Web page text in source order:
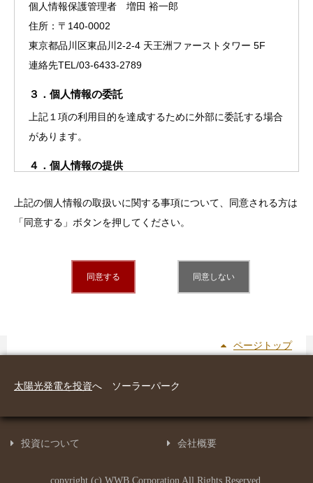
個人情報保護管理者 増田 裕一郎
住所：〒140-0002
東京都品川区東品川2-2-4 天王洲ファーストタワー 5F
連絡先TEL/03-6433-2789
３．個人情報の委託
上記１項の利用目的を達成するために外部に委託する場合
があります。
４．個人情報の提供
ません。
当社に個人情報を提供することは任意です。
ただし、提供されなかった場合には上記１項の利用目的を
当社が保有する開示対象個人情報の取扱いに関する苦情及
（利用目的の通知、開示、内容の訂正・追加又は削除、消
苦情及び開示等の請求手続きについて説明をさせていただ
上記の個人情報の取扱いに関する事項について、同意される方は
「同意する」ボタンを押してください。
同意する 同意しない
ページトップ
太陽光発電を投資へ ソーラーパーク
投資について 会社概要
copyright (c) WWB Corporation All Rights Reserved.